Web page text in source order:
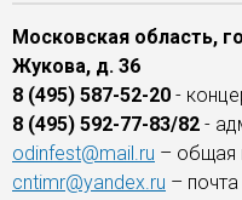
Московская область,
Жукова, д. 36
8 (495) 587-52-20 -
8 (495) 592-77-83/82 -
odinfest@mail.ru – общая
cntimr@yandex.ru –